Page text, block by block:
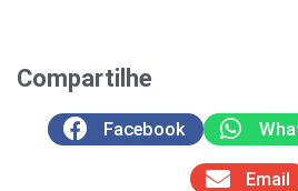
Compartilhe
Facebook
Email